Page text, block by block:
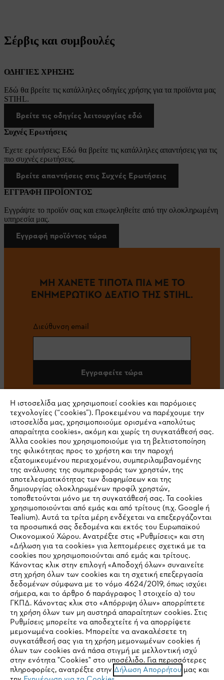
Σέρβις και συμβουλές
ΟΔΗΓΙΕΣ ΧΡΗΣΗΣ
Εδώ θα βρείτε τις κατάλληλες οδηγίες χρήσης για τα προϊόντα μας
STIHL.
Βρείτε τις οδηγίες λειτουργίας εδώ
Συχνές Ερωτήσεις
Έχετε ερωτήσεις; Εδώ θα βρείτε τις κατάλληλες απαντήσεις για τις
πιο συχνές ερωτήσεις.
Βρείτε απαντήσεις στις Συχνές Ερωτήσεις
ΕΓΓΡΑΦΗ ΠΡΟΪΟΝΤΟΣ
Εγγράψτε το προϊόν σας και επωφεληθείτε από την ολοκληρωμένη
υπηρεσία μας.
Εγγραφή προϊόντος τώρα
ΜΗ ΧΑΝΕΤΕ ΤΙΠΟΤΑ ΠΙΑ ΜΕ ΤΟ
ΕΝΗΜΕΡΩΤΙΚΟ ΔΕΛΤΙΟ ΤΗΣ STIHL.
Διεύθυνση email
Εγγραφείτε τώρα
#STIHL
Εταιρεία
STIHL Συχνές ερωτήσεις
Service
Πολιτική απορρήτου Νομικό κείμενο Cookies
Νομικές πληροφορίες
IHR BROWSER WIRD NICHT
UNTERSTÜTZT
Sie nutzen einen Browser, den wir noch nicht unterstützen. Für
eine optimale Nutzung unserer Seite empfehlen wir Ihnen, zu
einem der folgenden Browser zu wechseln:
Η ιστοσελίδα μας χρησιμοποιεί cookies και παρόμοιες
τεχνολογίες (“cookies”). Προκειμένου να παρέχουμε την
ιστοσελίδα μας, χρησιμοποιούμε ορισμένα «απολύτως
απαραίτητα cookies», ακόμη και χωρίς τη συγκατάθεσή σας.
Άλλα cookies που χρησιμοποιούμε για τη βελτιστοποίηση
της φιλικότητας προς το χρήστη και την παροχή
εξατομικευμένου περιεχομένου, συμπεριλαμβανομένης
της ανάλυσης της συμπεριφοράς των χρηστών, της
αποτελεσματικότητας των διαφημίσεων και της
δημιουργίας ολοκληρωμένων προφίλ χρηστών,
τοποθετούνται μόνο με τη συγκατάθεσή σας. Τα cookies
χρησιμοποιούνται από εμάς και από τρίτους (π.χ. Google ή
Tealium). Αυτά τα τρίτα μέρη ενδέχεται να επεξεργάζονται
τα προσωπικά σας δεδομένα και εκτός του Ευρωπαϊκού
Οικονομικού Χώρου. Ανατρέξτε στις «Ρυθμίσεις» και στη
«Δήλωση για τα cookies» για λεπτομέρειες σχετικά με τα
cookies που χρησιμοποιούνται από εμάς και τρίτους.
Κάνοντας κλικ στην επιλογή «Αποδοχή όλων» συναινείτε
στη χρήση όλων των cookies και τη σχετική επεξεργασία
δεδομένων σύμφωνα με το νόμο 4624/2019, όπως ισχύει
σήμερα, και το άρθρο 6 παράγραφος 1 στοιχείο α) του
ΓΚΠΔ. Κάνοντας κλικ στο «Απόρριψη όλων» απορρίπτετε
τη χρήση όλων των μη αυστηρά απαραίτητων cookies. Στις
Ρυθμίσεις μπορείτε να αποδεχτείτε ή να απορρίψετε
μεμονωμένα cookies. Μπορείτε να ανακαλέσετε τη
συγκατάθεσή σας για τη χρήση μεμονωμένων cookies ή
όλων των cookies ανά πάσα στιγμή με μελλοντική ισχύ
στην ενότητα "Cookies" στο υποσέλιδο. Για περισσότερες
πληροφορίες, ανατρέξτε στην Δήλωση Απορρήτου μας και